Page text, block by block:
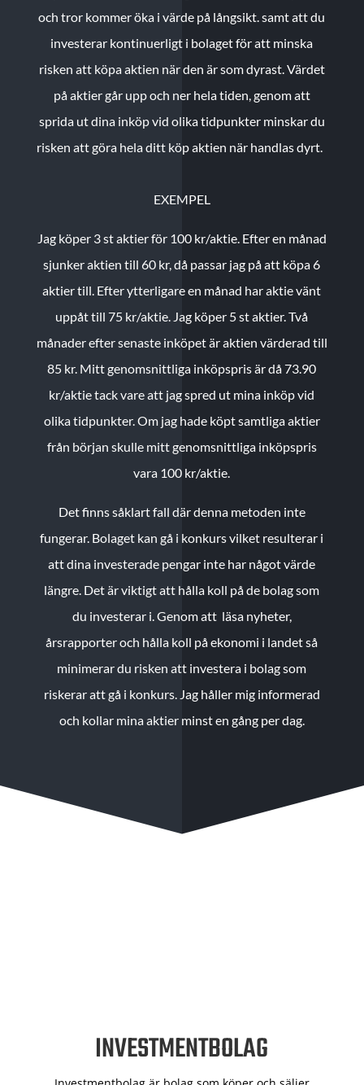
och tror kommer öka i värde på långsikt. samt att du
investerar kontinuerligt i bolaget för att minska
risken att köpa aktien när den är som dyrast. Värdet
på aktier går upp och ner hela tiden, genom att
sprida ut dina inköp vid olika tidpunkter minskar du
risken att göra hela ditt köp aktien när handlas dyrt.
EXEMPEL
Jag köper 3 st aktier för 100 kr/aktie. Efter en månad
sjunker aktien till 60 kr, då passar jag på att köpa 6
aktier till. Efter ytterligare en månad har aktie vänt
uppåt till 75 kr/aktie. Jag köper 5 st aktier.Två
månader efter senaste inköpet är aktien värderad till
85 kr. Mitt genomsnittliga inköpspris är då 73.90
kr/aktie tack vare att jag spred ut mina inköp vid
olika tidpunkter. Om jag hade köpt samtliga aktier
från början skulle mitt genomsnittliga inköpspris
vara 100 kr/aktie.
Det finns såklart fall där denna metoden inte
fungerar. Bolaget kan gå i konkurs vilket resulterar i
att dina investerade pengar inte har något värde
längre. Det är viktigt att hålla koll på de bolag som
du investerar i. Genom att läsa nyheter,
årsrapporter och hålla koll på ekonomi i landet så
minimerar du risken att investera i bolag som
riskerar att gå i konkurs. Jag håller mig informerad
och kollar mina aktier minst en gång per dag.
INVESTMENTBOLAG